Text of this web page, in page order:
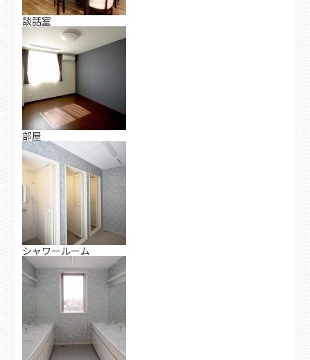
談話室
部屋
シャワールーム